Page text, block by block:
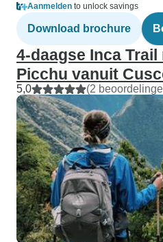
Aanmelden to unlock savings
Download brochure
4-daagse Inca Trail
Picchu vanuit
5,0 (2